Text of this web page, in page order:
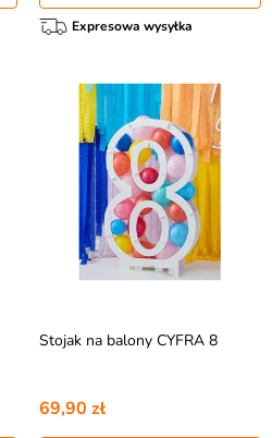
Expresowa wysyłka
Stojak na balony CYFRA 8
69,90 zł